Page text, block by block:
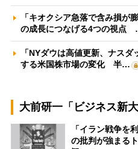
「キオクシア急落で含み損
の成長につなげる4つの視点
「NYダウは高値更新、ナス
する米国株市場の変化 半…
大前研一「ビジネス新
「イラン戦争を
の批判が強まる